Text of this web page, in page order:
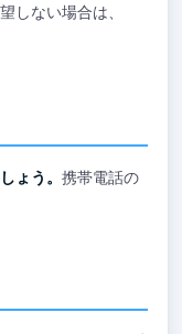
しない場合は、
ょう。 携帯電話の